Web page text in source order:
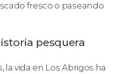
fresco o paseando
pesquera
vida en Los Abrigos ha